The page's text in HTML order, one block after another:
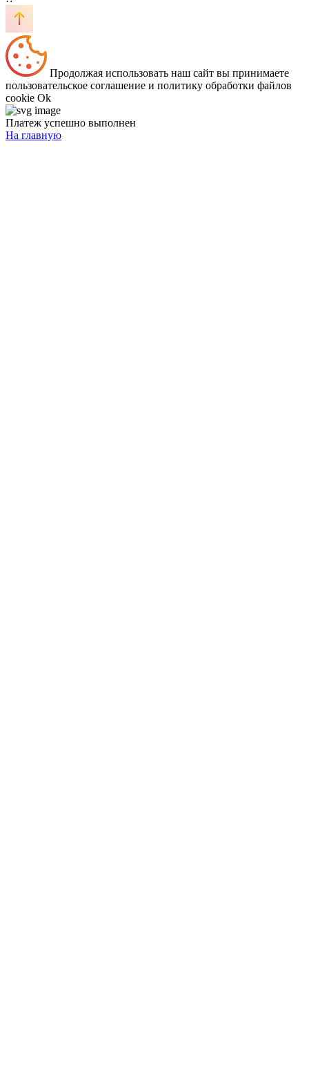
Продолжая использовать наш сайт вы принимаете
пользовательское соглашение и политику обработки файлов
cookie Ok
Платеж успешно выполнен
На главную